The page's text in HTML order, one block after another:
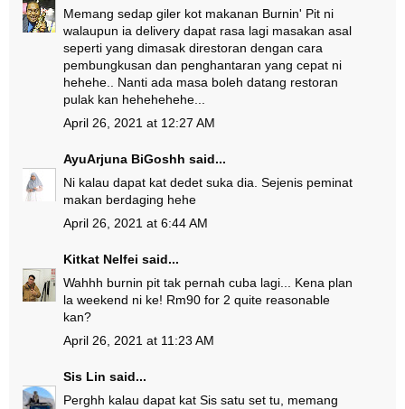
Memang sedap giler kot makanan Burnin' Pit ni
walaupun ia delivery dapat rasa lagi masakan asal
seperti yang dimasak direstoran dengan cara
pembungkusan dan penghantaran yang cepat ni
hehehe.. Nanti ada masa boleh datang restoran
pulak kan hehehehehe...
April 26, 2021 at 12:27 AM
AyuArjuna BiGoshh said...
Ni kalau dapat kat dedet suka dia. Sejenis peminat
makan berdaging hehe
April 26, 2021 at 6:44 AM
Kitkat Nelfei said...
Wahhh burnin pit tak pernah cuba lagi... Kena plan
la weekend ni ke! Rm90 for 2 quite reasonable
kan?
April 26, 2021 at 11:23 AM
Sis Lin said...
Perghh kalau dapat kat Sis satu set tu, memang